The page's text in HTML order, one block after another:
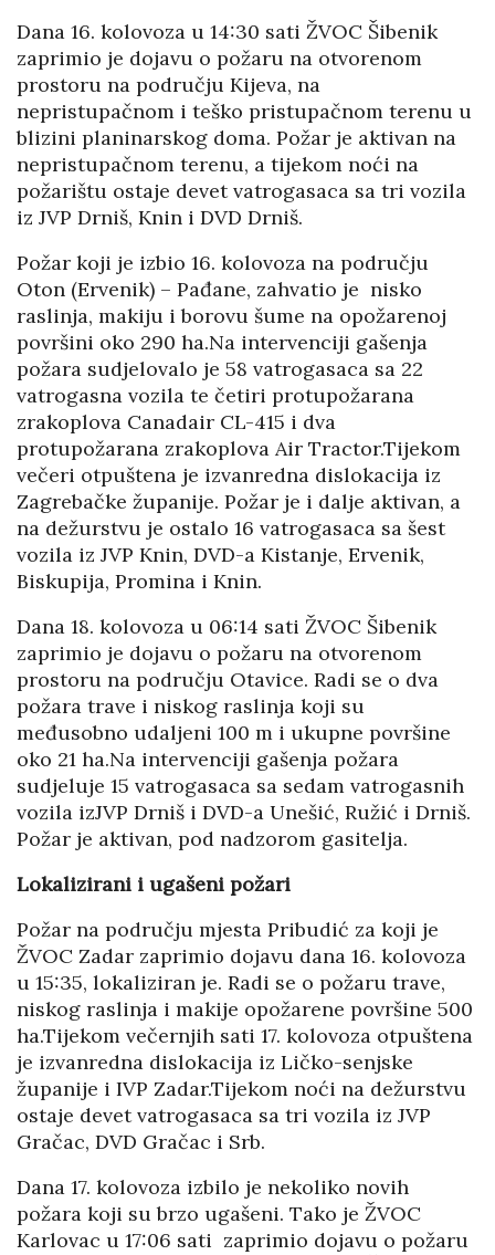
Dana 16. kolovoza u 14:30 sati ŽVOC Šibenik
zaprimio je dojavu o požaru na otvorenom
prostoru na području Kijeva, na
nepristupačnom i teško pristupačnom terenu u
blizini planinarskog doma. Požar je aktivan na
nepristupačnom terenu, a tijekom noći na
požarištu ostaje devet vatrogasaca sa tri vozila
iz JVP Drniš, Knin i DVD Drniš.
Požar koji je izbio 16. kolovoza na području
Oton (Ervenik) – Pađane, zahvatio je nisko
raslinja, makiju i borovu šume na opožarenoj
površini oko 290 ha.Na intervenciji gašenja
požara sudjelovalo je 58 vatrogasaca sa 22
vatrogasna vozila te četiri protupožarana
zrakoplova Canadair CL-415 i dva
protupožarana zrakoplova Air Tractor.Tijekom
večeri otpuštena je izvanredna dislokacija iz
Zagrebačke županije. Požar je i dalje aktivan, a
na dežurstvu je ostalo 16 vatrogasaca sa šest
vozila iz JVP Knin, DVD-a Kistanje, Ervenik,
Biskupija, Promina i Knin.
Dana 18. kolovoza u 06:14 sati ŽVOC Šibenik
zaprimio je dojavu o požaru na otvorenom
prostoru na području Otavice. Radi se o dva
požara trave i niskog raslinja koji su
međusobno udaljeni 100 m i ukupne površine
oko 21 ha.Na intervenciji gašenja požara
sudjeluje 15 vatrogasaca sa sedam vatrogasnih
vozila izJVP Drniš i DVD-a Unešić, Ružić i Drniš.
Požar je aktivan, pod nadzorom gasitelja.
Lokalizirani i ugašeni požari
Požar na području mjesta Pribudić za koji je
ŽVOC Zadar zaprimio dojavu dana 16. kolovoza
u 15:35, lokaliziran je. Radi se o požaru trave,
niskog raslinja i makije opožarene površine 500
ha.Tijekom večernjih sati 17. kolovoza otpuštena
je izvanredna dislokacija iz Ličko-senjske
županije i IVP Zadar.Tijekom noći na dežurstvu
ostaje devet vatrogasaca sa tri vozila iz JVP
Gračac, DVD Gračac i Srb.
Dana 17. kolovoza izbilo je nekoliko novih
požara koji su brzo ugašeni. Tako je ŽVOC
Karlovac u 17:06 sati zaprimio dojavu o požaru